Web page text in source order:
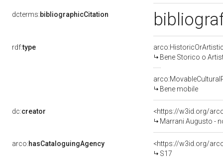
dcterms:bibliographicCitation
rdf:type
Bene Storico o
Bene mobile
dc:creator
<https://w3id.org/
Marrani Augusto -
arco:hasCataloguingAgency
<https://w3id.org/
S17